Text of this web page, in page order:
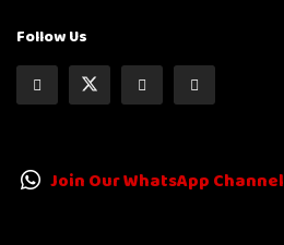
Follow Us
Join Our WhatsApp Channel